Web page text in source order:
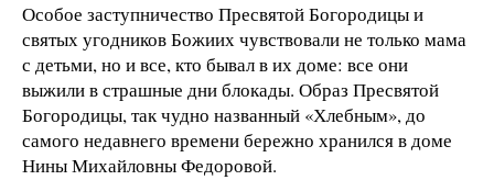
Особое заступничество Пресвятой Богородицы и
святых угодников Божиих чувствовали не только мама
с детьми, но и все, кто бывал в их доме: все они
выжили в страшные дни блокады. Образ Пресвятой
Богородицы, так чудно названный «Хлебным», до
самого недавнего времени бережно хранился в доме
Нины Михайловны Федоровой.